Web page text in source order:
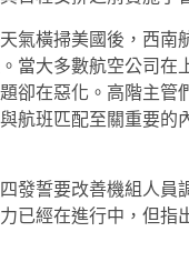
氣橫掃美國後，西南
當大多數航空公司在
卻在惡化。高階主管
航班匹配至關重要的
發誓要改善機組人員
已經在進行中，但指